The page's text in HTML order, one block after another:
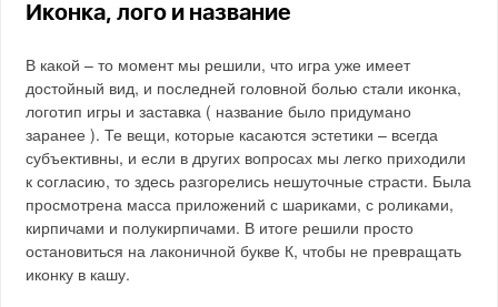
Иконка, лого и название
В какой – то момент мы решили, что игра уже имеет
достойный вид, и последней головной болью стали иконка,
логотип игры и заставка ( название было придумано
заранее ). Те вещи, которые касаются эстетики – всегда
субъективны, и если в других вопросах мы легко приходили
к согласию, то здесь разгорелись нешуточные страсти. Была
просмотрена масса приложений с шариками, с роликами,
кирпичами и полукирпичами. В итоге решили просто
остановиться на лаконичной букве К, чтобы не превращать
иконку в кашу.